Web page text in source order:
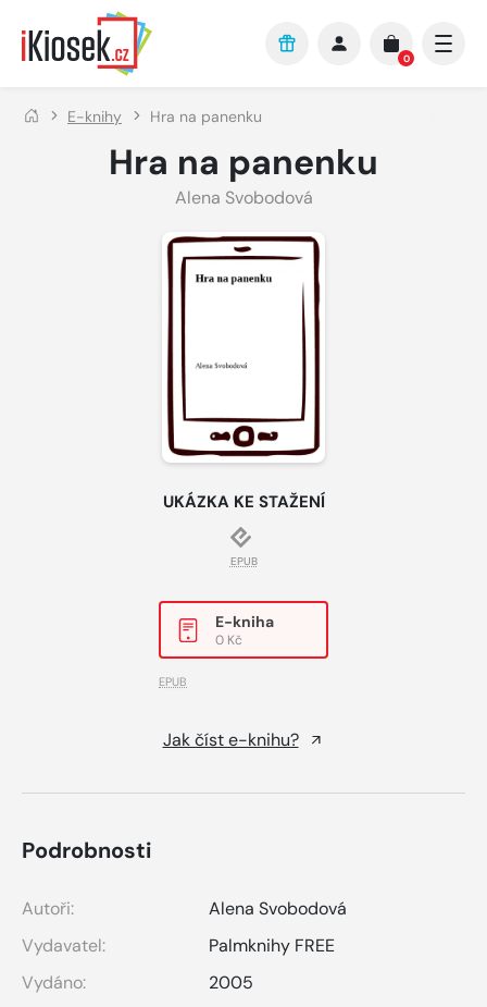
Přejít na hlavní obsah
0
E-knihy Hra na panenku
Hra na panenku
Alena Svobodová
UKÁZKA KE STAŽENÍ
EPUB
E-kniha
0 Kč
EPUB
Jak číst e-knihu?
Podrobnosti
Autoři:
Alena Svobodová
Vydavatel:
Palmknihy FREE
Vydáno:
2005